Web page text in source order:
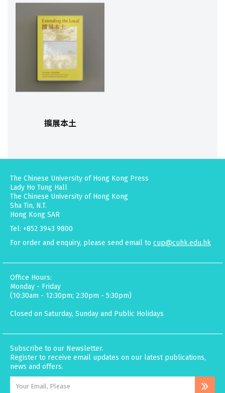
擴展本土
The Chinese University of Hong Kong Press
Lady Ho Tung Hall
The Chinese University of Hong Kong
Sha Tin, N.T.
Hong Kong SAR
Tel: +852 3943 9800
For order and enquiry, please send email to cup@cuhk.edu.hk
Office Hours:
Monday - Friday
(10:30am - 12:30pm; 2:30pm - 5:30pm)
Closed on Saturday, Sunday and Public Holidays
Subscribe to our Newsletter.
Register to receive email updates on our latest publications,
news and offers.